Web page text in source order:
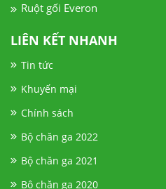
Ruột gối Everon
LIÊN KẾT NHANH
Tin tức
Khuyến mại
Chính sách
Bộ chăn ga 2022
Bộ chăn ga 2021
Bộ chăn ga 2020